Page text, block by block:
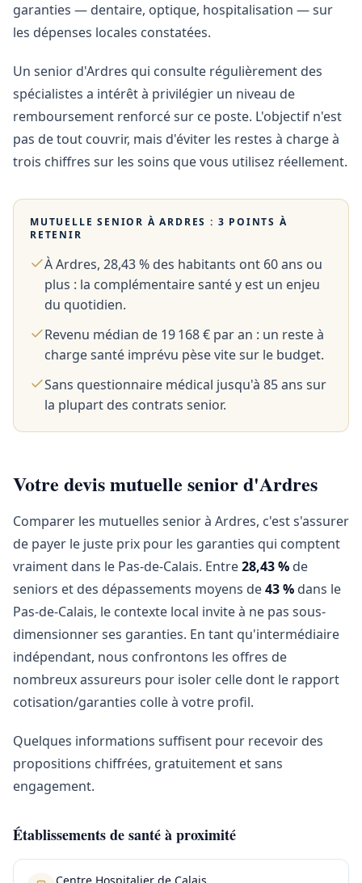
garanties — dentaire, optique, hospitalisation — sur
les dépenses locales constatées.
Un senior d'Ardres qui consulte régulièrement des
spécialistes a intérêt à privilégier un niveau de
remboursement renforcé sur ce poste. L'objectif n'est
pas de tout couvrir, mais d'éviter les restes à charge à
trois chiffres sur les soins que vous utilisez réellement.
MUTUELLE SENIOR ÀARDRES : 3 POINTS À
RETENIR
À Ardres, 28,43 % des habitants ont 60 ans ou
plus : la complémentaire santé y est un enjeu
du quotidien.
Revenu médian de 19 168 € par an : un reste à
charge santé imprévu pèse vite sur le budget.
Sans questionnaire médical jusqu'à 85 ans sur
la plupart des contrats senior.
Votre devis mutuelle senior d'Ardres
Comparer les mutuelles senior à Ardres, c'est s'assurer
de payer le juste prix pour les garanties qui comptent
vraiment dans le Pas-de-Calais. Entre28,43 % de
seniors et des dépassements moyens de43 % dans le
Pas-de-Calais, le contexte local invite à ne pas sous-
dimensionner ses garanties. En tant qu'intermédiaire
indépendant, nous confrontons les offres de
nombreux assureurs pour isoler celle dont le rapport
cotisation/garanties colle à votre profil.
Quelques informations suffisent pour recevoir des
propositions chiffrées, gratuitement et sans
engagement.
Établissements de santé à proximité